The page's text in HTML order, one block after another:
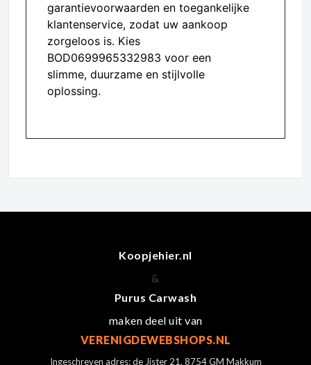
garantievoorwaarden en toegankelijke
klantenservice, zodat uw aankoop
zorgeloos is. Kies
BOD0699965332983 voor een
slimme, duurzame en stijlvolle
oplossing.
Koopjehier.nl
&
Purus Carwash
maken deel uit van
VERENIGDEWEBSHOPS.NL
Ingeschreven adres: de Jister 21, 8754 GM Makkum